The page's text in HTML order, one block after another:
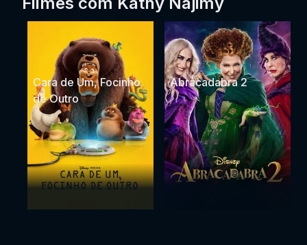
Cara de Um, Focinho
de Outro
Abracadabra 2